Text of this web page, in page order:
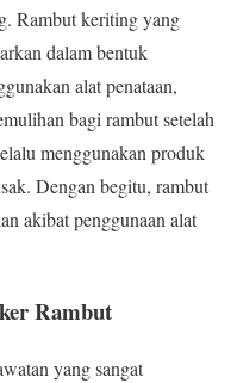
Rambut keriting yang
dalam bentuk
alat penataan,
bagi rambut setelah
menggunakan produk
Dengan begitu, rambut
akibat penggunaan alat
Rambut
yang sangat